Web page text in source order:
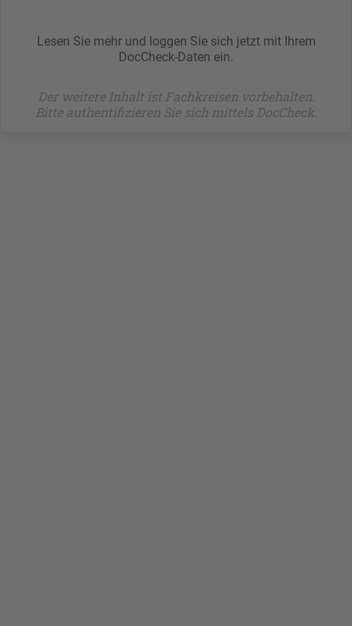
Lesen Sie mehr und loggen Sie sich jetzt mit Ihrem
DocCheck-Daten ein.
Der weitere Inhalt ist Fachkreisen vorbehalten.
Bitte authentifizieren Sie sich mittels DocCheck.